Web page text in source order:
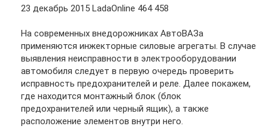
23 декабрь 2015 LadaOnline 464 458
На современных внедорожниках АвтоВАЗа
применяются инжекторные силовые агрегаты. В случае
выявления неисправности в электрооборудовании
автомобиля следует в первую очередь проверить
исправность предохранителей и реле. Далее покажем,
где находится монтажный блок (блок
предохранителей или черный ящик), а также
расположение элементов внутри него.